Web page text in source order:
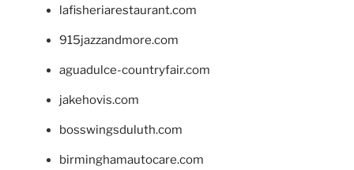
lafisheriarestaurant.com
915jazzandmore.com
aguadulce-countryfair.com
jakehovis.com
bosswingsduluth.com
birminghamautocare.com